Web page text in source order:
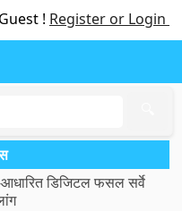
! Register or Login
डिजिटल फसल सर्वे